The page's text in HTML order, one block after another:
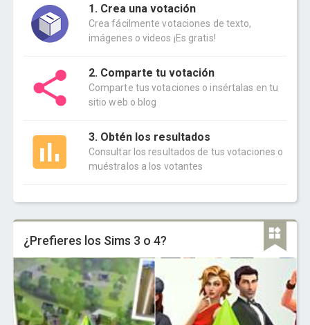
1. Crea una votación
Crea fácilmente votaciones de texto,
imágenes o videos ¡Es gratis!
2. Comparte tu votación
Comparte tus votaciones o insértalas en tu
sitio web o blog
3. Obtén los resultados
Consultar los resultados de tus votaciones o
muéstralos a los votantes
¿Prefieres los Sims 3 o 4?